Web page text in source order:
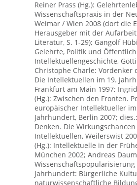
Reiner Prass (Hg.):
Wissenschaftspraxis in der
Weimar / Wien 2008 (dort die
Herausgeber mit der
Literatur, S. 1-29); Gangolf
Gelehrte, Politik und
Intellektuellengeschichte,
Christophe Charle: Vordenker
Die Intellektuellen im 19.
Frankfurt am Main 1997;
(Hg.): Zwischen den Fronten.
europäischer Intellektueller im
Jahrhundert, Berlin 2007;
Denken. Die Wirkungschancen
Intellektuellen, Weilerswist
(Hg.): Intellektuelle in der
München 2002; Andreas
Wissenschaftspopularisierung
Jahrhundert: Bürgerliche
naturwissenschaftliche